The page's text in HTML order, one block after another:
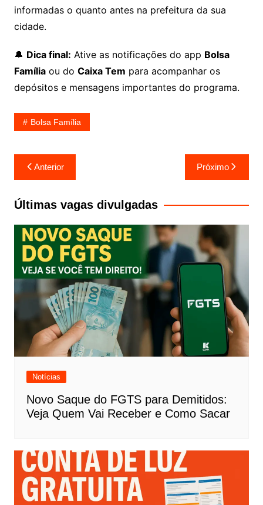
informadas o quanto antes na prefeitura da sua
cidade.
🔔 Dica final: Ative as notificações do app Bolsa
Famíliaou do Caixa Tem para acompanhar os
depósitos e mensagens importantes do programa.
Bolsa Família
Navegação
de
Post
Anterior Próximo
Últimas vagas divulgadas
Notícias
Novo Saque do FGTS para Demitidos:
Veja Quem Vai Receber e Como Sacar